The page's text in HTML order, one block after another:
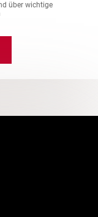
über wichtige